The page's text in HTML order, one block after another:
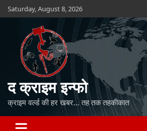
Skip
to
Saturday, August 8, 2026
द क्राइम इन्फो
क्राइम वर्ल्ड की हर खबर… तह तक तहकीकात